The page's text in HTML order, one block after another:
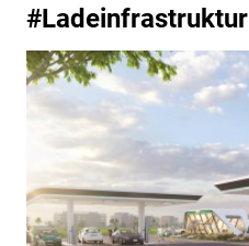
#Ladeinfrastruktur